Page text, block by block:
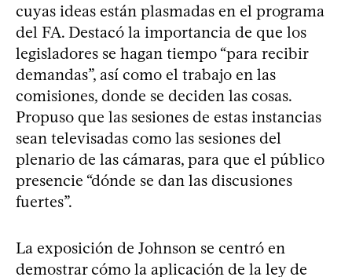
cuyas ideas están plasmadas en el programa
del FA. Destacó la importancia de que los
legisladores se hagan tiempo “para recibir
demandas”, así como el trabajo en las
comisiones, donde se deciden las cosas.
Propuso que las sesiones de estas instancias
sean televisadas como las sesiones del
plenario de las cámaras, para que el público
presencie “dónde se dan las discusiones
fuertes”.
La exposición de Johnson se centró en
demostrar cómo la aplicación de la ley de